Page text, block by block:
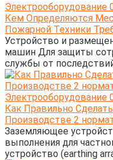
Электрооборудование
Кем Определяются
Пожарной Техники
Устройство и
машин Для защиты
службы от
Электрооборудование
Как Правильно
Производстве 2
Заземляющее
выполнения для
устройство (earthing